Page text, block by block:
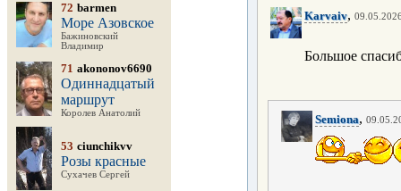
72 barmen
Море Азовское
Бажиновский
Владимир
71 akononov6690
Одиннадцатый
маршрут
Королев Анатолий
53 ciunchikvv
Розы красные
Сухачев Сергей
Karvaiv,
Большое
Semiona,